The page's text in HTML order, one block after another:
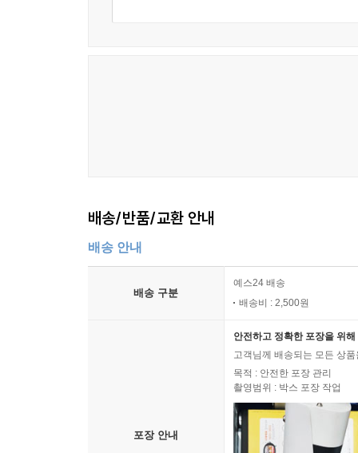
배송/반품/교환 안내
배송 안내
배송 구분
예스24 배송
배송비 : 2,500원
포장 안내
안전하고 정확한 포장을 위
고객님께 배송되는 모든 상
목적 : 안전한 포장 관리
촬영범위 : 박스 포장 작업